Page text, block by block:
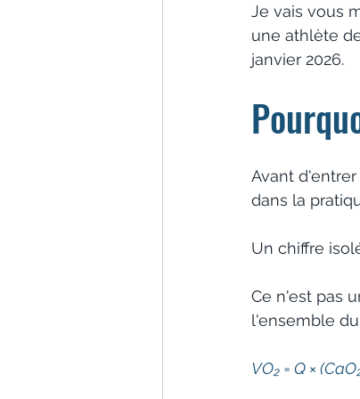
Je vais vous
une athlète
janvier 2026.
Avant
dans la
Un chiffre
Ce n'est pas
l'ensemble
VO₂ = Q ×